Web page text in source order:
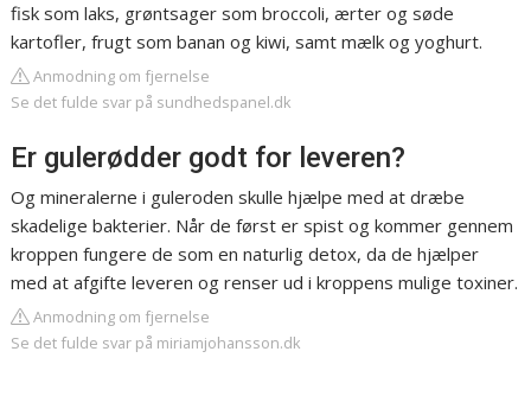
fisk som laks, grøntsager som broccoli, ærter og søde
kartofler, frugt som banan og kiwi, samt mælk og yoghurt.
Anmodning om fjernelse
Se det fulde svar på sundhedspanel.dk
Er gulerødder godt for leveren?
Og mineralerne i guleroden skulle hjælpe med at dræbe
skadelige bakterier. Når de først er spist og kommer gennem
kroppen fungere de som en naturlig detox, da de hjælper
med at afgifte leveren og renser ud i kroppens mulige toxiner.
Anmodning om fjernelse
Se det fulde svar på miriamjohansson.dk